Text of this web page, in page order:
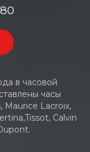
в часовой
часы
Maurice Lacroix,
Calvin